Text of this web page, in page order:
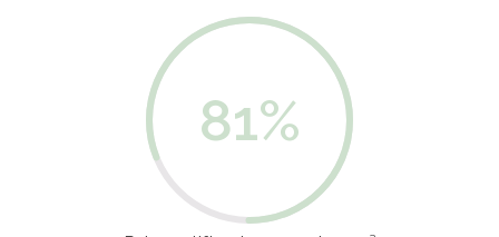
81%